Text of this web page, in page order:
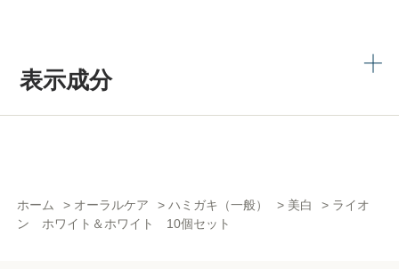
表示成分
ホーム > オーラルケア >ハミガキ（一般） > 美白 > ライオ
ン ホワイト＆ホワイト 10個セット